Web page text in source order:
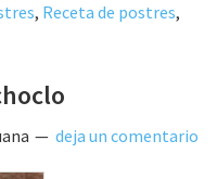
, Receta de postres,
deja un comentario